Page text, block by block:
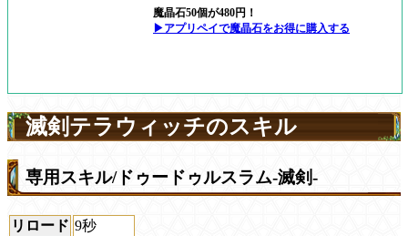
魔晶石50個が480円！
▶アプリペイで魔晶石をお得に購入する
滅剣テラウィッチのスキル
専用スキル/ドゥードゥルスラム-滅剣-
リロード 9秒